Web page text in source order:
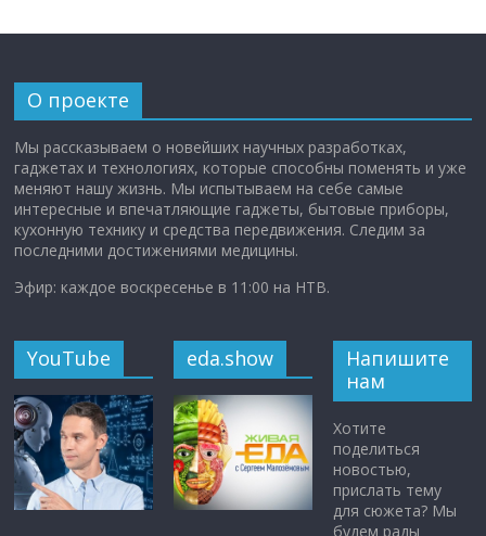
О проекте
Мы рассказываем о новейших научных разработках,
гаджетах и технологиях, которые способны поменять и уже
меняют нашу жизнь. Мы испытываем на себе самые
интересные и впечатляющие гаджеты, бытовые приборы,
кухонную технику и средства передвижения. Следим за
последними достижениями медицины.
Эфир: каждое воскресенье в 11:00 на НТВ.
YouTube eda.show
Напишите
нам
Хотите
поделиться
новостью,
прислать тему
для сюжета? Мы
будем рады